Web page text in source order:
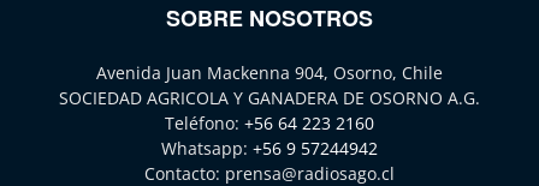
SOBRE NOSOTROS
Avenida Juan Mackenna 904, Osorno, Chile
SOCIEDAD AGRICOLA Y GANADERA DE OSORNO A.G.
Teléfono: +56 64 223 2160
Whatsapp: +56 9 57244942
Contacto: prensa@radiosago.cl